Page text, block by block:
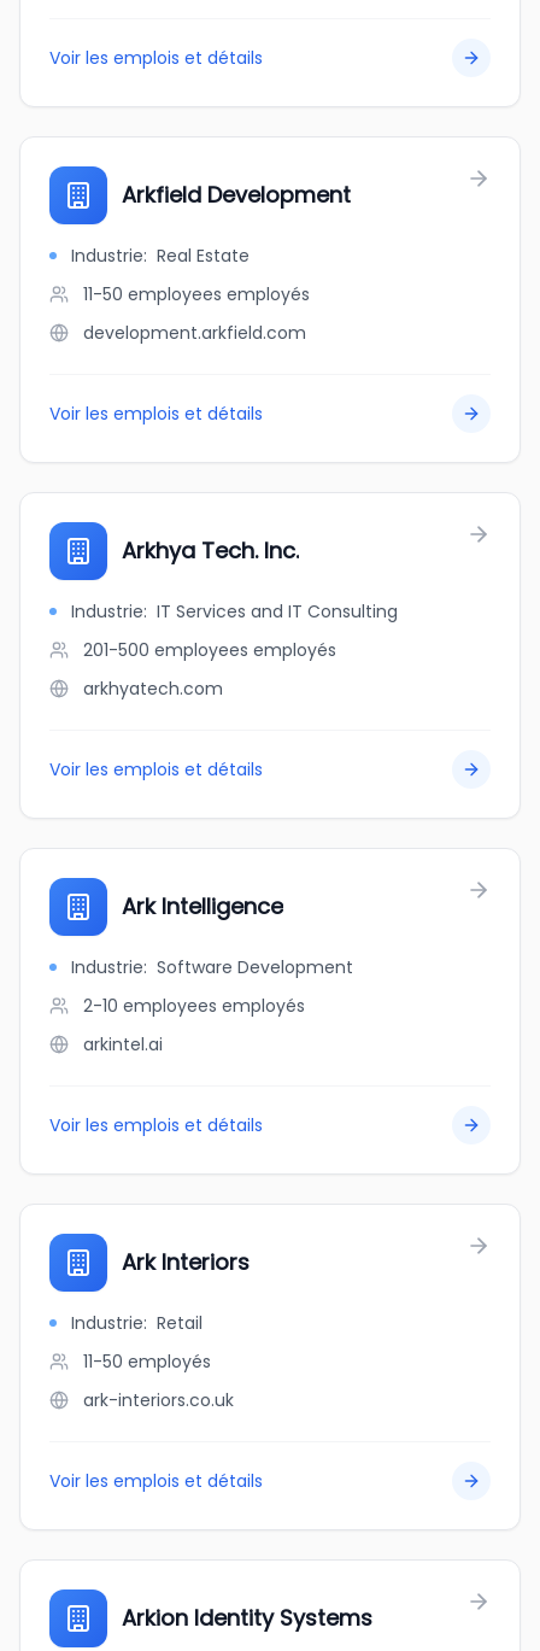
Voir les emplois et détails
Arkfield Development
Industrie: Real Estate
11-50 employees employés
development.arkfield.com
Voir les emplois et détails
Arkhya Tech. Inc.
Industrie: IT Services and IT Consulting
201-500 employees employés
arkhyatech.com
Voir les emplois et détails
Ark Intelligence
Industrie: Software Development
2-10 employees employés
arkintel.ai
Voir les emplois et détails
Ark Interiors
Industrie: Retail
11-50 employés
ark-interiors.co.uk
Voir les emplois et détails
Arkion Identity Systems